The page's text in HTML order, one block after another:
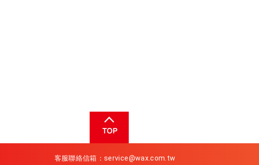
客服聯絡信箱：service@wax.com.tw